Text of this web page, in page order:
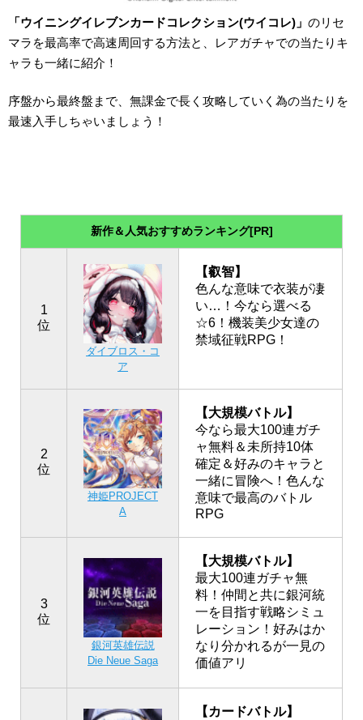
「ウイニングイレブンカードコレクション(ウイコレ)」 のリセ
マラを最高率で高速周回する方法と、レアガチャでの当たりキ
ャラも一緒に紹介！
序盤から最終盤まで、無課金で長く攻略していく為の当たりを
最速入手しちゃいましょう！
新作＆人気おすすめランキング[PR]
1
位
ダイブロス・コ
ア
【叡智】
色んな意味で衣装が凄
い…！今なら選べる
☆6！機装美少女達の
禁域征戦RPG！
2
位
神姫PROJECT
A
【大規模バトル】
今なら最大100連ガチ
ャ無料＆未所持10体
確定＆好みのキャラと
一緒に冒険へ！色んな
意味で最高のバトル
RPG
3
位
銀河英雄伝説
Die Neue Saga
【大規模バトル】
最大100連ガチャ無
料！仲間と共に銀河統
一を目指す戦略シミュ
レーション！好みはか
なり分かれるが一見の
価値アリ
【カードバトル】